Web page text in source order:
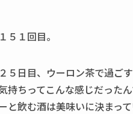
５１回目。
５日目、ウーロン茶で過ご
持ちってこんな感じだったん
と飲む酒は美味いに決まっ